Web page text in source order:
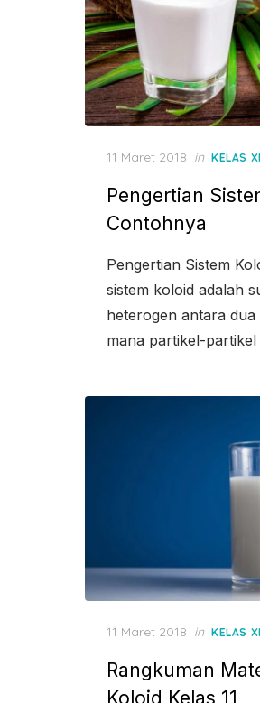
Posted
11 Maret 2018 in KELAS XI
Pengertian
Contohnya
Pengertian Sistem
sistem koloid adalah
heterogen antara
mana partikel-
Posted
11 Maret 2018 in KELAS XI
Rangkuman
Koloid Kelas 11